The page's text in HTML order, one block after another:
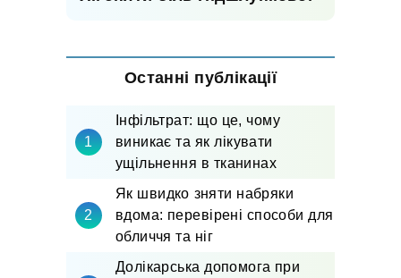
Останні публікації
Інфільтрат: що це, чому
виникає та як лікувати
ущільнення в тканинах
Як швидко зняти набряки
вдома: перевірені способи для
обличчя та ніг
Долікарська допомога при